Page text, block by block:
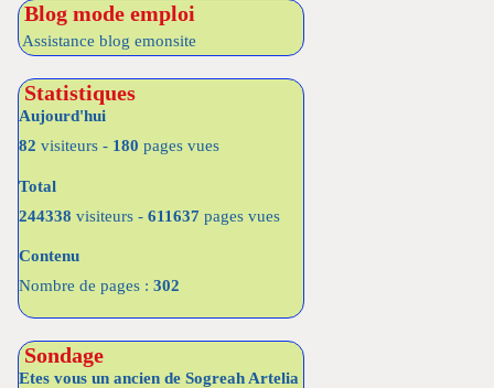
Blog mode emploi
Assistance blog emonsite
Statistiques
Aujourd'hui
82 visiteurs - 180 pages vues
Total
244338 visiteurs - 611637 pages vues
Contenu
Nombre de pages : 302
Sondage
Etes vous un ancien de Sogreah Artelia